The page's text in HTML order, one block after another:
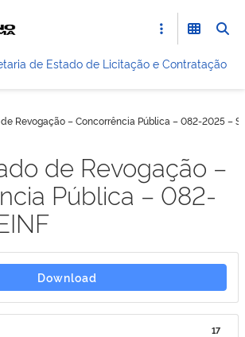
de Estado de Licitação e Contratação
Revogação – Concorrência Pública – 082-2025 –
de Revogação –
Pública – 082-
Download
17